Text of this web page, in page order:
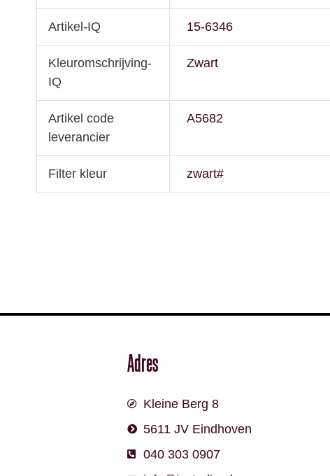
Artikel-IQ 15-6346
Kleuromschrijving-
IQ
Zwart
Artikel code
leverancier
A5682
Filter kleur zwart#
Adres
Kleine Berg 8
5611 JV Eindhoven
040 303 0907